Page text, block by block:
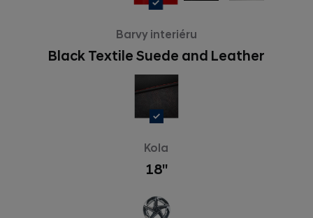
Barvy interiéru
Black Textile Suede and Leather
Kola
18''